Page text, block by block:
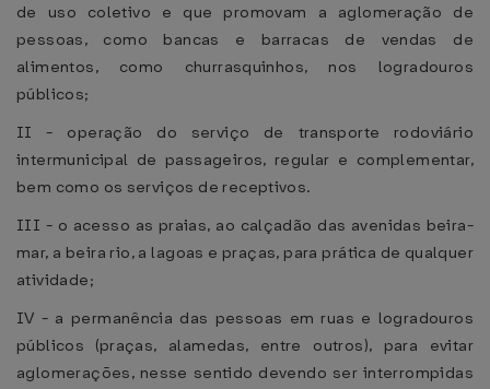
de uso coletivo e que promovam a aglomeração de
pessoas, como bancas e barracas de vendas de
alimentos, como churrasquinhos, nos logradouros
públicos;
II - operação do serviço de transporte rodoviário
intermunicipal de passageiros, regular e complementar,
bem como os serviços de receptivos.
III - o acesso as praias, ao calçadão das avenidas beira-
mar, a beira rio, a lagoas e praças, para prática de qualquer
atividade;
IV - a permanência das pessoas em ruas e logradouros
públicos (praças, alamedas, entre outros), para evitar
aglomerações, nesse sentido devendo ser interrompidas